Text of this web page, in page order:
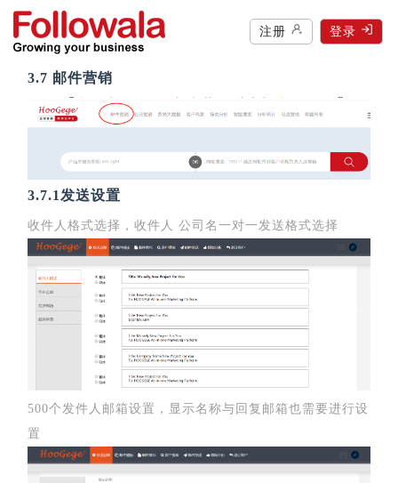
注册 登录
3.7 邮件营销
3.7.1发送设置
收件人格式选择，收件人 公司名一对一发送格式选择
500个发件人邮箱设置，显示名称与回复邮箱也需要进行设
置